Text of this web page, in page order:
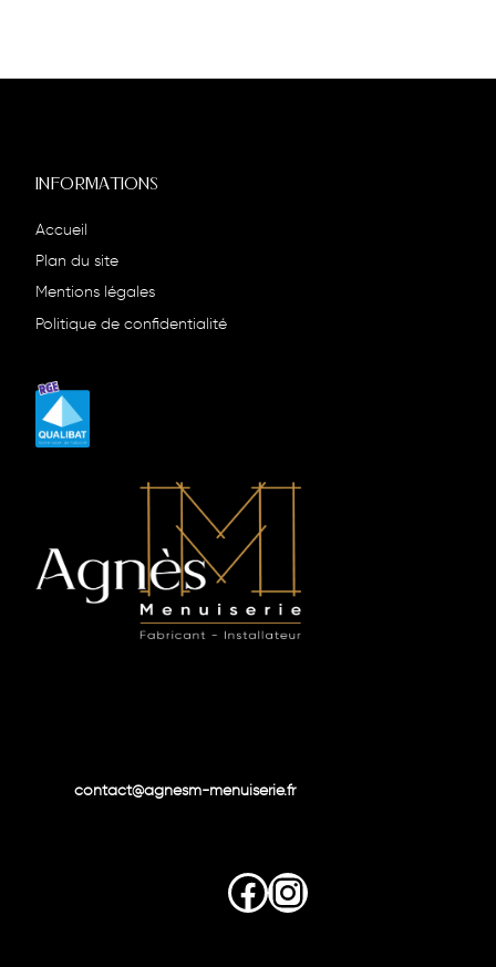
INFORMATIONS
Accueil
Plan du site
Mentions légales
Politique de confidentialité
contact@agnesm-menuiserie.fr
Facebook
Instagram